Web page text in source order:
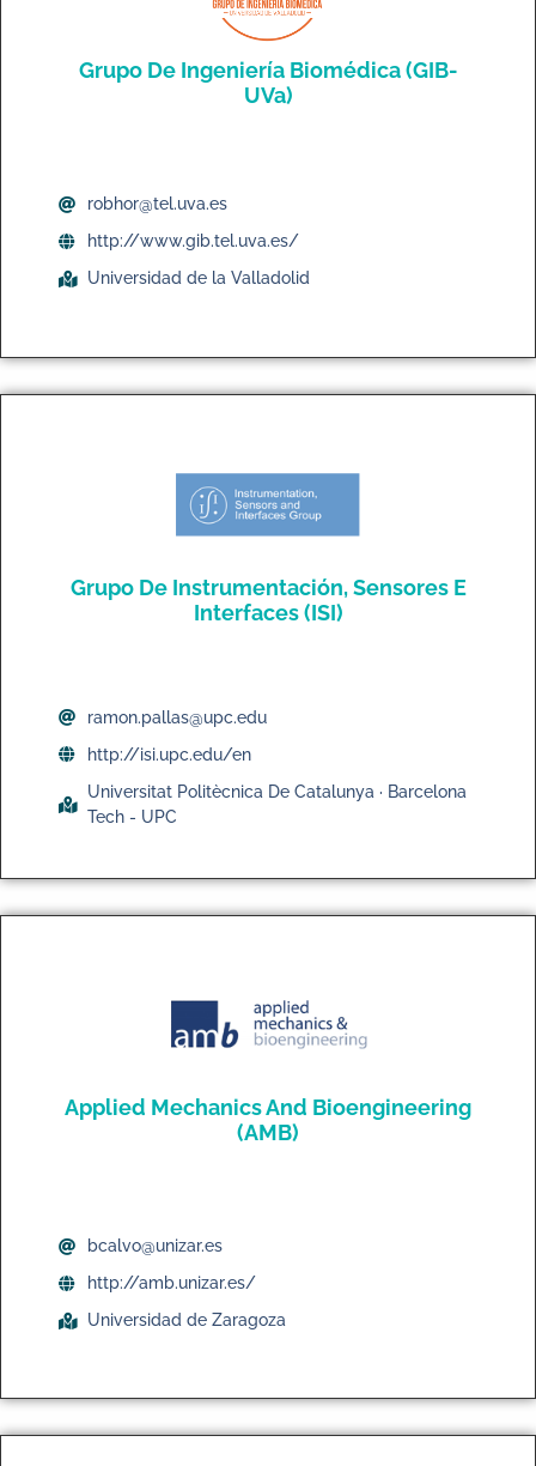
Grupo De Ingeniería Biomédica (GIB-
UVa)
robhor@tel.uva.es
http://www.gib.tel.uva.es/
Universidad de la Valladolid
Grupo De Instrumentación, Sensores E
Interfaces (ISI)
ramon.pallas@upc.edu
http://isi.upc.edu/en
Universitat Politècnica De Catalunya · Barcelona
Tech - UPC
Applied Mechanics And Bioengineering
(AMB)
bcalvo@unizar.es
http://amb.unizar.es/
Universidad de Zaragoza